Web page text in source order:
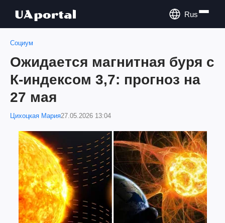
Rus
Социум
Ожидается магнитная буря с
К-индексом 3,7: прогноз на
27 мая
Цихоцкая Мария27.05.2026 13:04